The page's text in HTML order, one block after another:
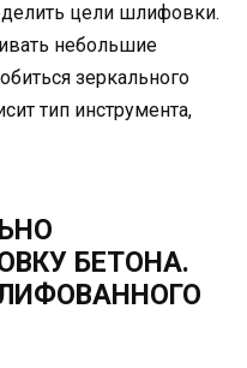
цели шлифовки.
небольшие
зеркального
тип инструмента,
БЕТОНА.